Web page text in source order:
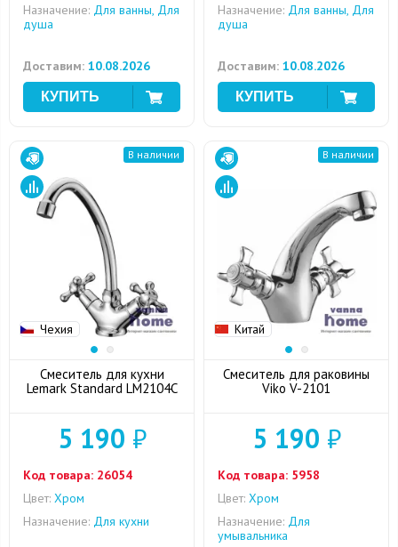
Назначение: Для ванны, Для
душа
Доставим: 10.08.2026
Назначение: Для ванны, Для
душа
Доставим: 10.08.2026
Чехия
В наличии
Смеситель для кухни
Lemark Standard LM2104C
5 190 ₽
Код товара: 26054
Цвет: Хром
Назначение: Для кухни
Китай
В наличии
Смеситель для раковины
Viko V-2101
5 190 ₽
Код товара: 5958
Цвет: Хром
Назначение: Для
умывальника